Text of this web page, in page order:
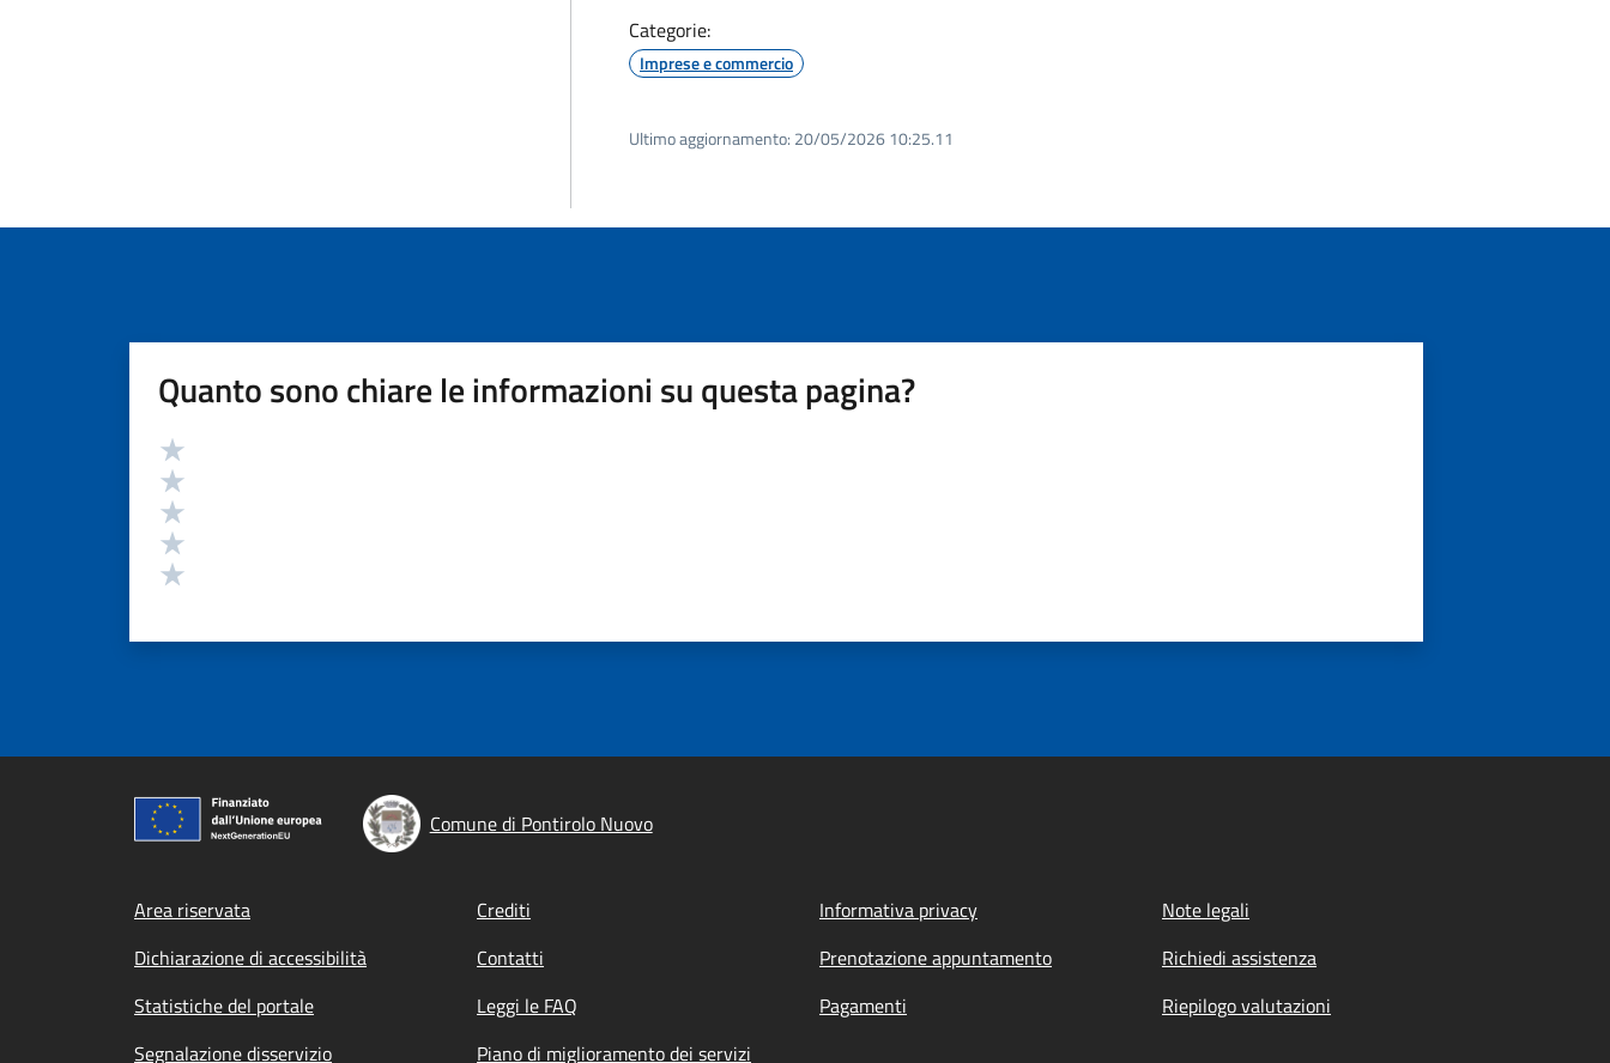
Categorie:
Imprese e commercio
Ultimo aggiornamento: 20/05/2026 10:25.11
Quanto sono chiare le informazioni su questa pagina?
Valutazione
Comune di Pontirolo Nuovo
Footer menu
Area riservata Crediti Informativa privacy
Note legali
Dichiarazione di accessibilità
Contatti Prenotazione appuntamento
Richiedi assistenza
Statistiche del portale
Leggi le FAQ Pagamenti
Riepilogo valutazioni
Segnalazione disservizio
Piano di miglioramento dei servizi